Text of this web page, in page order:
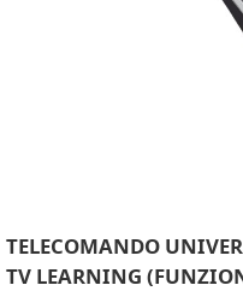
TELECOMANDO
TV LEARNING